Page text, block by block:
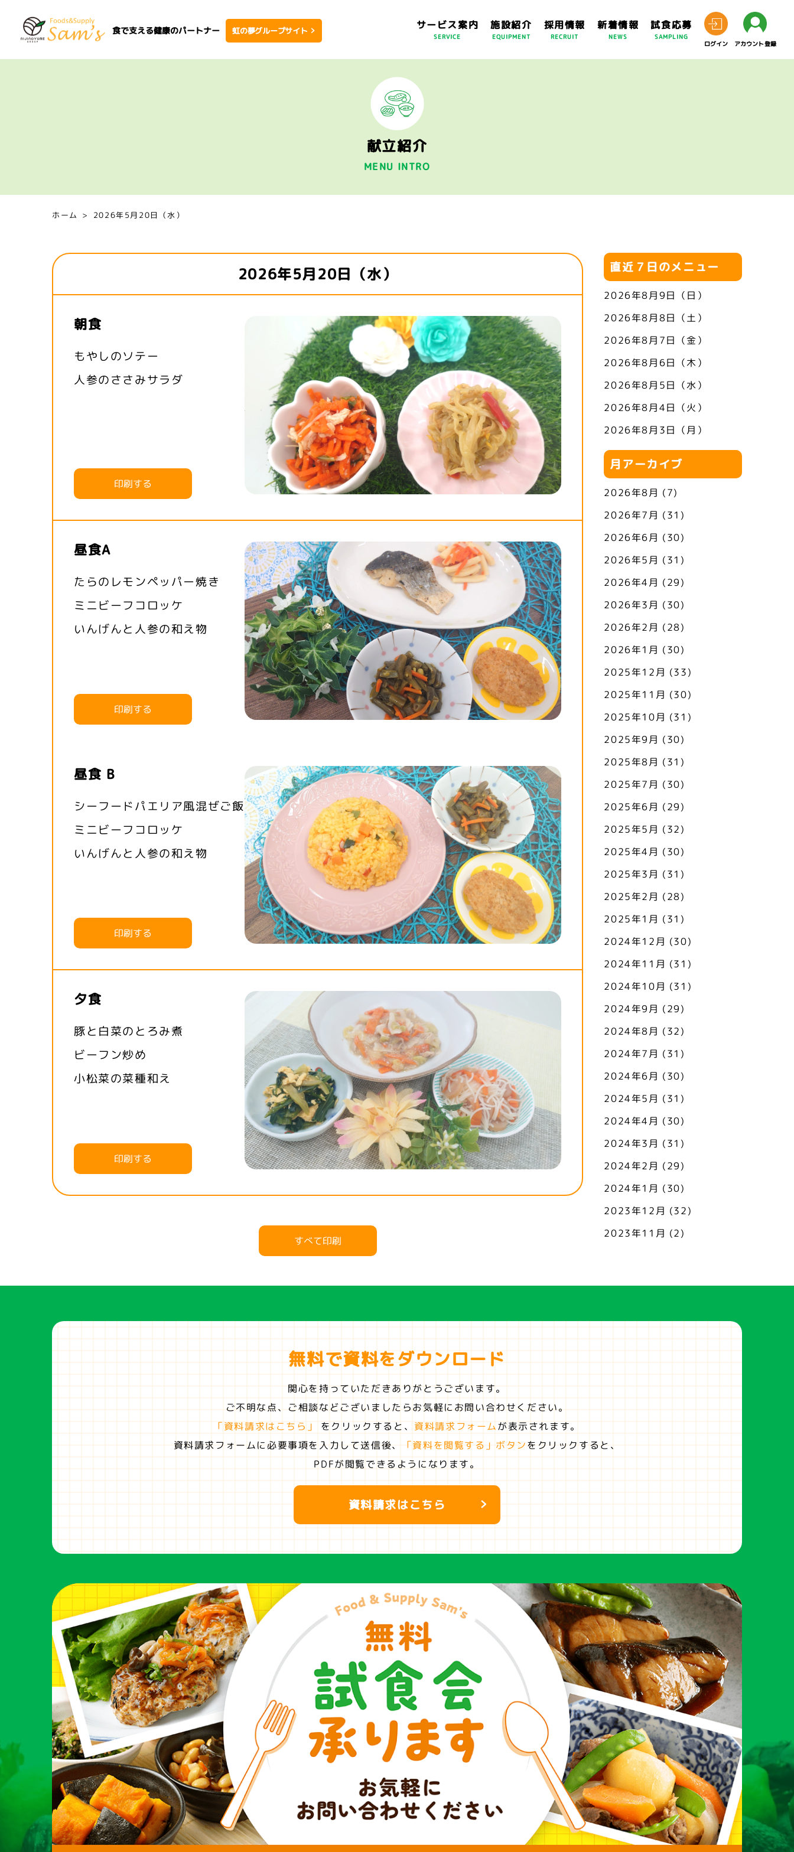
食で支える健康のパートナー 虹の夢グループサイト サービス案内
SERVICE
施設紹介
EQUIPMENT
採用情報
RECRUIT
新着情報
NEWS
試食応募
SAMPLING
ログイン
アカウント登録
献立紹介
MENU INTRO
ホーム 2026年5月20日（水）
2026年5月20日（水）
朝食
もやしのソテー
人参のささみサラダ
印刷する
昼食A
たらのレモンペッパー焼き
ミニビーフコロッケ
いんげんと人参の和え物
印刷する
昼食 B
シーフードパエリア風混ぜご飯
ミニビーフコロッケ
いんげんと人参の和え物
印刷する
夕食
豚と白菜のとろみ煮
ビーフン炒め
小松菜の菜種和え
印刷する
すべて印刷
直近７日のメニュー
2026年8月9日（日）
2026年8月8日（土）
2026年8月7日（金）
2026年8月6日（木）
2026年8月5日（水）
2026年8月4日（火）
2026年8月3日（月）
月アーカイブ
2026年8月 (7)
2026年7月 (31)
2026年6月 (30)
2026年5月 (31)
2026年4月 (29)
2026年3月 (30)
2026年2月 (28)
2026年1月 (30)
2025年12月 (33)
2025年11月 (30)
2025年10月 (31)
2025年9月 (30)
2025年8月 (31)
2025年7月 (30)
2025年6月 (29)
2025年5月 (32)
2025年4月 (30)
2025年3月 (31)
2025年2月 (28)
2025年1月 (31)
2024年12月 (30)
2024年11月 (31)
2024年10月 (31)
2024年9月 (29)
2024年8月 (32)
2024年7月 (31)
2024年6月 (30)
2024年5月 (31)
2024年4月 (30)
2024年3月 (31)
2024年2月 (29)
2024年1月 (30)
2023年12月 (32)
2023年11月 (2)
無料で資料をダウンロード
関心を持っていただきありがとうございます。
ご不明な点、ご相談などございましたらお気軽にお問い合わせください。
「資料請求はこちら」
をクリックすると、 資料請求フォームが表示されます。
資料請求フォームに必要事項を入力して送信後、
「資料を閲覧する」ボタンをクリックすると、
PDFが閲覧できるようになります。
資料請求はこちら